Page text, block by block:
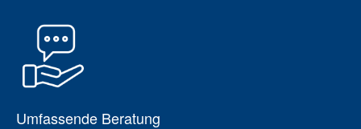
Umfassende Beratung